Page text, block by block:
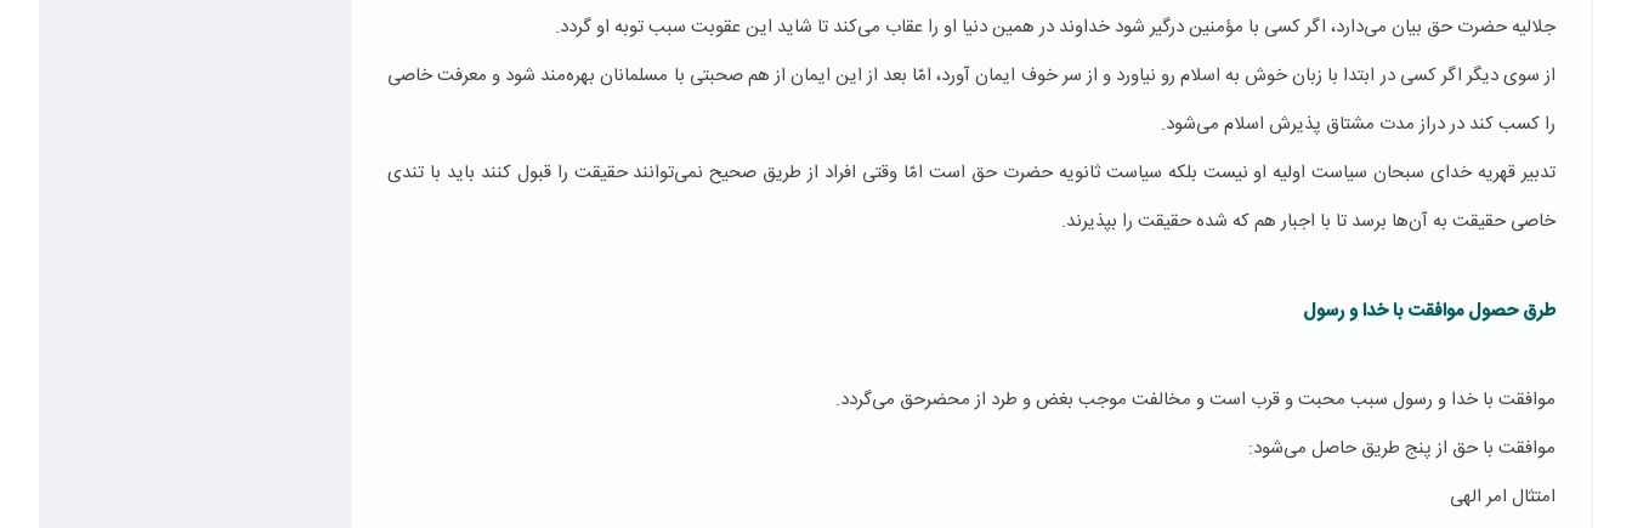
جلالیه حضرت حق بیان می‌دارد، اگر کسی با مؤمنین درگیر شود خداوند در همین دنیا او را عقاب می‌کند تا شاید این عقوبت سبب توبه او گردد.
از سوی دیگر اگر کسی در ابتدا با زبان خوش به اسلام رو نیاورد و از سر خوف ایمان آورد، امّا بعد از این ایمان از هم صحبتی با مسلمانان بهره‌مند شود و معرفت خاصی
را کسب کند در دراز مدت مشتاق پذیرش اسلام می‌شود.
تدبیر قهریه خدای سبحان سیاست اولیه‌ او نیست بلكه سیاست ثانویه حضرت حق است امّا وقتی افراد از طریق صحیح نمی‌توانند حقیقت را قبول کنند باید با تندی
خاصی حقیقت به آن‌ها برسد تا با اجبار هم که شده حقیقت را بپذیرند.
طرق حصول موافقت با خدا و رسول
موافقت با خدا و رسول سبب محبت و قرب است و مخالفت موجب بغض و طرد از محضرحق می‌گردد.
موافقت با حق از پنج طریق حاصل می‌شود:
امتثال امر الهی